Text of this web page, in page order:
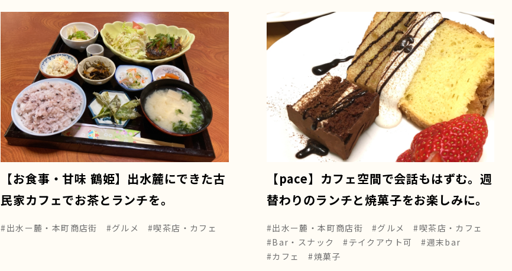
【お食事・甘味 鶴姫】出水麓にできた古
民家カフェでお茶とランチを。
#出水ー麓・本町商店街 #グルメ #喫茶店・カフェ
【pace】カフェ空間で会話もはずむ。週
替わりのランチと焼菓子をお楽しみに。
#出水ー麓・本町商店街 #グルメ
#喫茶店・カフェ
#Bar・スナック
#テイクアウト可
#週末bar
#カフェ
#焼菓子